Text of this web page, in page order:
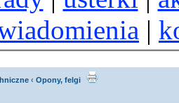
|
‹ Opony, felgi